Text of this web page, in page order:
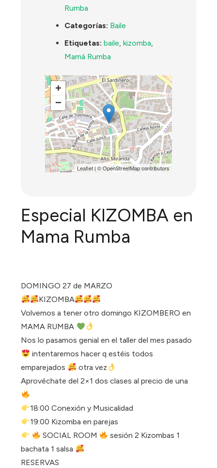
Rumba
Categorías: Baile
Etiquetas: baile,kizomba,
Mamá Rumba
+
−
Leaflet| ©OpenStreetMapcontributors
Especial KIZOMBA en
Mama Rumba
DOMINGO 27 de MARZO
KIZOMBA
Volvemos a tener otro domingo KIZOMBERO en
MAMA RUMBA
Nos lo pasamos genial en el taller del mes pasado
intentaremos hacer q estéis todos
emparejados
otra vez
Aprovéchate del 2×1 dos clases al precio de una
18:00 Conexión y Musicalidad
19:00 Kizomba en parejas
SOCIAL ROOM
sesión 2 Kizombas 1
bachata 1 salsa
RESERVAS